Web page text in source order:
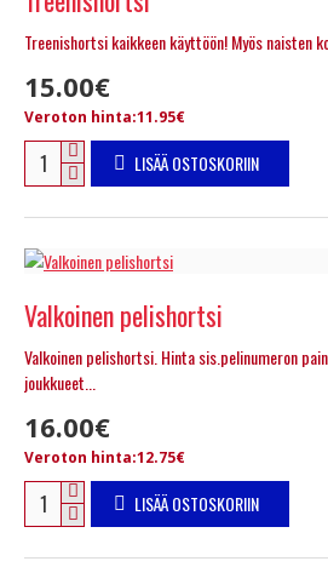
Treenishortsi kaikkeen käyttöön! Myös naisten
15.00€
Veroton hinta:11.95€
LISÄÄ OSTOSKORIIN
Valkoinen pelishortsi
Valkoinen pelishortsi. Hinta sis.pelinumeron
joukkueet...
16.00€
Veroton hinta:12.75€
LISÄÄ OSTOSKORIIN